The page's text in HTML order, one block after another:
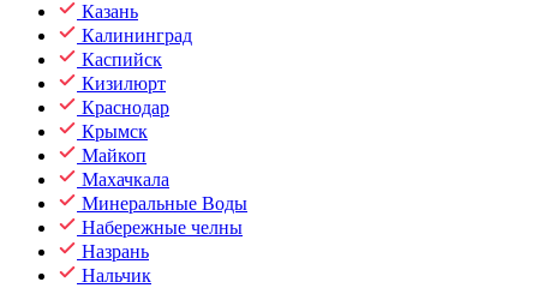
Казань
Калининград
Каспийск
Кизилюрт
Краснодар
Крымск
Майкоп
Махачкала
Минеральные Воды
Набережные челны
Назрань
Нальчик